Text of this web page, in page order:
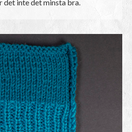
det inte det minsta bra.